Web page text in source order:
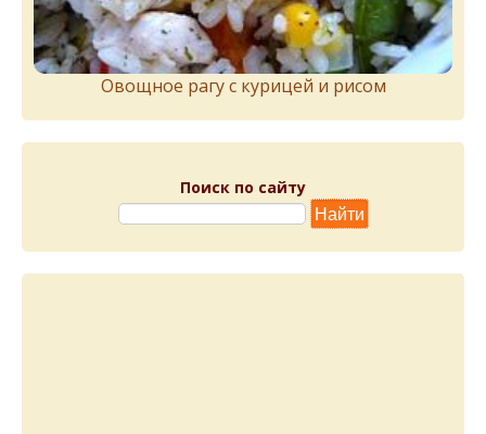
Овощное рагу с курицей и рисом
Поиск по сайту